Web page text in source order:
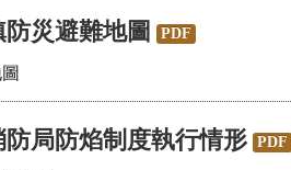
災避難地圖 PDF
局防焰制度執行情形 PDF